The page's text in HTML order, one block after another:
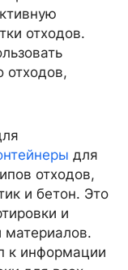
отходов.
отходов,
для
отходов,
и бетон. Это
и
материалов.
к информации